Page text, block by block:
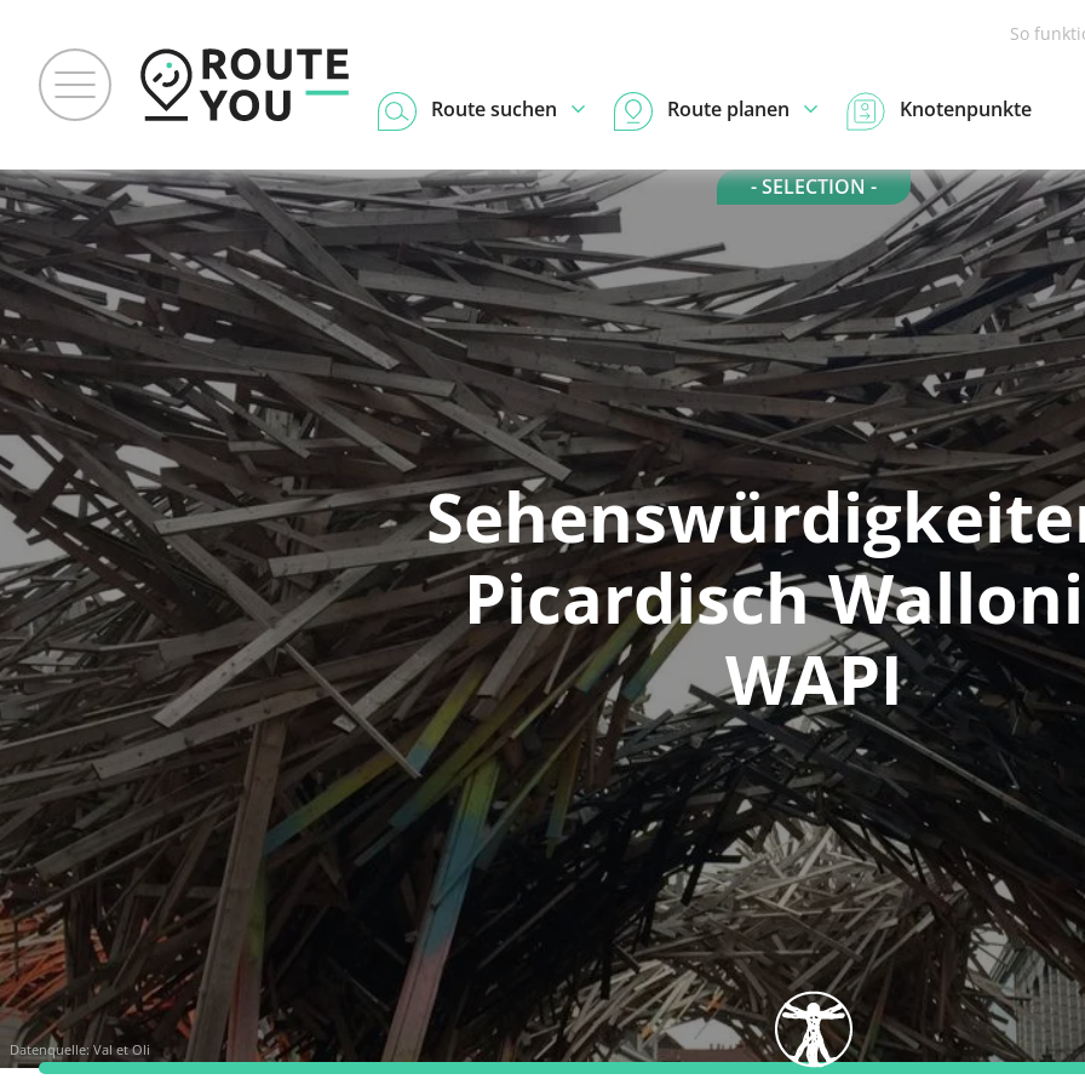
So
Route suchen Route planen Knotenpunkte
- SELECTION -
Picardisch
WAPI
Datenquelle:Val et Oli